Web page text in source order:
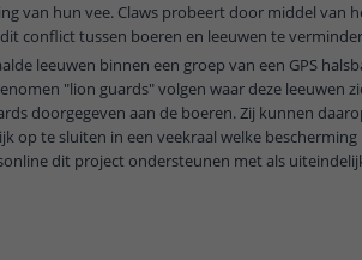
van hun vee. Claws probeert door middel van
conflict tussen boeren en leeuwen te
leeuwen binnen een groep van een GPS
"lion guards" volgen waar deze leeuwen
doorgegeven aan de boeren. Zij kunnen
op te sluiten in een veekraal welke
dit project ondersteunen met als